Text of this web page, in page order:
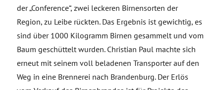
der „Conference“, zwei leckeren Birnensorten der
Region, zu Leibe rückten. Das Ergebnis ist gewichtig, es
sind über 1000 Kilogramm Birnen gesammelt und vom
Baum geschüttelt wurden. Christian Paul machte sich
erneut mit seinem voll beladenen Transporter auf den
Weg in eine Brennerei nach Brandenburg. Der Erlös